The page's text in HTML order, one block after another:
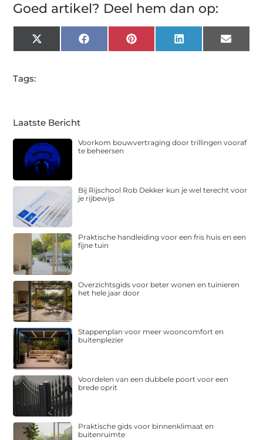
Goed artikel? Deel hem dan op:
X
(Twitter)
FacebookPinterest LinkedIn Email
Tags:
Laatste Bericht
Voorkom bouwvertraging door trillingen vooraf
te beheersen
Bij Rijschool Rob Dekker kun je wel terecht voor
je rijbewijs
Praktische handleiding voor een fris huis en een
fijne tuin
Overzichtsgids voor beter wonen en tuinieren
het hele jaar door
Stappenplan voor meer wooncomfort en
buitenplezier
Voordelen van een dubbele poort voor een
brede oprit
Praktische gids voor binnenklimaat en
buitenruimte